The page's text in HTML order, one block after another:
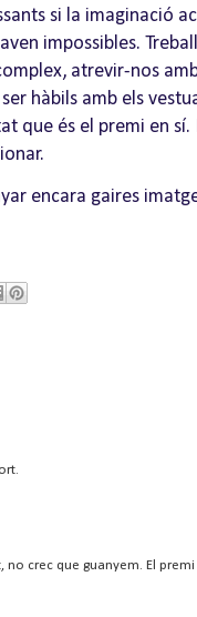
si la imaginació
impossibles.
atrevir-nos
hàbils amb els
que és el premi en
encara gaires
crec que guanyem. El